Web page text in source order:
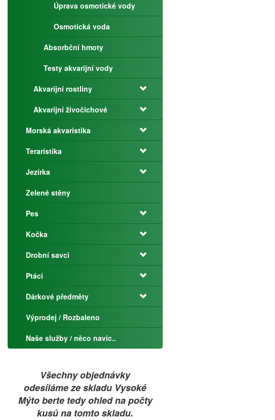
Úprava osmotické vody
Osmotická voda
Absorbční hmoty
Testy akvarijní vody
Akvarijní rostliny
Akvarijní živočichové
Morská akvaristika
Teraristika
Jezírka
Zelené stěny
Pes
Kočka
Drobní savci
Ptáci
Dárkové předměty
Výprodej / Rozbaleno
Naše služby / něco navíc..
Všechny objednávky
odesíláme ze skladu Vysoké
Mýto berte tedy ohled na počty
kusů na tomto skladu.